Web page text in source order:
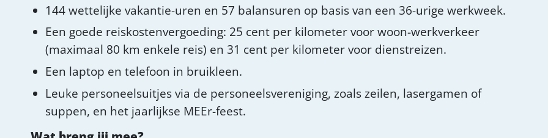
144 wettelijke vakantie-uren en 57 balansuren op basis van een 36-urige werkweek.
Een goede reiskostenvergoeding: 25 cent per kilometer voor woon-werkverkeer
(maximaal 80 km enkele reis) en 31 cent per kilometer voor dienstreizen.
Een laptop en telefoon in bruikleen.
Leuke personeelsuitjes via de personeelsvereniging, zoals zeilen, lasergamen of
suppen, en het jaarlijkse MEEr-feest.